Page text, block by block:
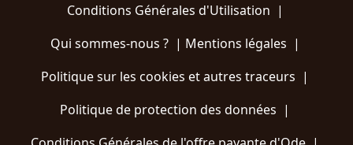
Conditions Générales d'Utilisation |
Qui sommes-nous ?| Mentions légales |
Politique sur les cookies et autres traceurs |
Politique de protection des données |